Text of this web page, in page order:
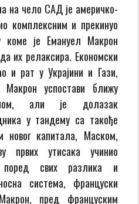
на чело САД је америчко-
комплексним и прекинуо
коме је Емануел Макрон
их релаксира. Економски
и рат у Украјини и Гази,
успостави ближу
али је долазак
у тандему са такође
новог капитала, Маском,
првих утисака учинио
свих разлика и
система, француски
пред француским